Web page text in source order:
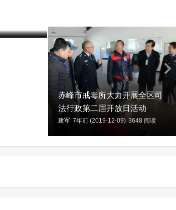
赤峰市戒毒所大力开展全区司
法行政第二届开放日活动
建军 7年前 (2019-12-09) 3648 阅读